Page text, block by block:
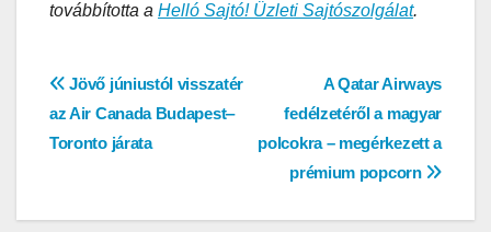
továbbította a Helló Sajtó! Üzleti Sajtószolgálat.
Bejegyzés
navigáció
A Qatar Airways
fedélzetéről a magyar
polcokra – megérkezett a
prémium popcorn
Jövő júniustól visszatér
az Air Canada Budapest‒
Toronto járata